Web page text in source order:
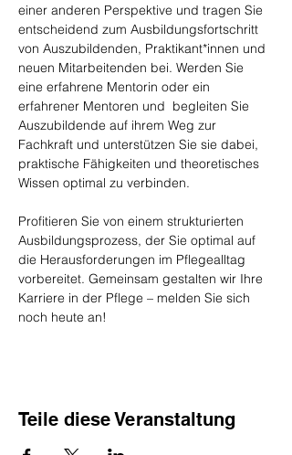
einer anderen Perspektive und tragen Sie
entscheidend zum Ausbildungsfortschritt
von Auszubildenden, Praktikant*innen und
neuen Mitarbeitenden bei. Werden Sie
eine erfahrene Mentorin oder ein
erfahrener Mentoren und  begleiten Sie
Auszubildende auf ihrem Weg zur
Fachkraft und unterstützen Sie sie dabei,
praktische Fähigkeiten und theoretisches
Wissen optimal zu verbinden.
Profitieren Sie von einem strukturierten
Ausbildungsprozess, der Sie optimal auf
die Herausforderungen im Pflegealltag
vorbereitet. Gemeinsam gestalten wir Ihre
Karriere in der Pflege – melden Sie sich
noch heute an!
Teile diese Veranstaltung